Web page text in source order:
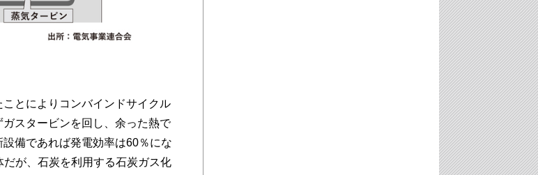
とによりコンバインドサイクル
スタービンを回し、余った熱で
備であれば発電効率は60％にな
が、石炭を利用する石炭ガス化